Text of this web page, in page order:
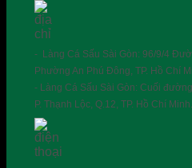
- Làng Cá Sấu Sài Gòn: 96/9/4
Phường An Phú Đông, TP. Hồ Chí
- Làng Cá Sấu Sài Gòn: Cuối
P. Thạnh Lộc, Q.12, TP. Hồ Chí